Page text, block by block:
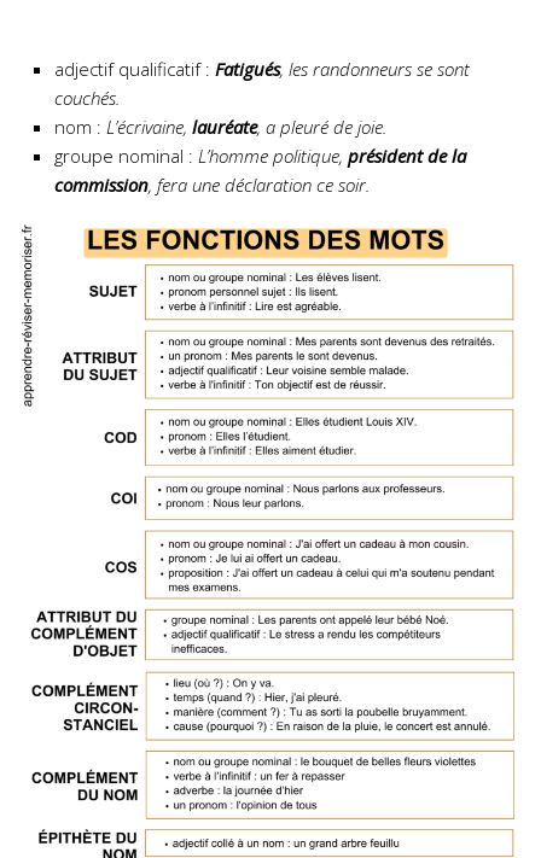
adjectif qualificatif : Fatigués, les randonneurs se sont
couchés.
nom : L’écrivaine, lauréate, a pleuré de joie.
groupe nominal : L’homme politique, président de la
commission, fera une déclaration ce soir.